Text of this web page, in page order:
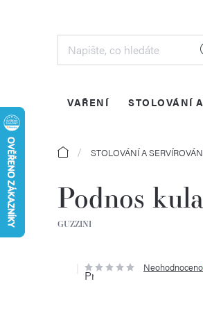
VAŘENÍ STOLOVÁNÍ
DomůSTOLOVÁNÍ A
Podnos
GUZZINI
Průměrné
hodnocení
Neohodnoceno